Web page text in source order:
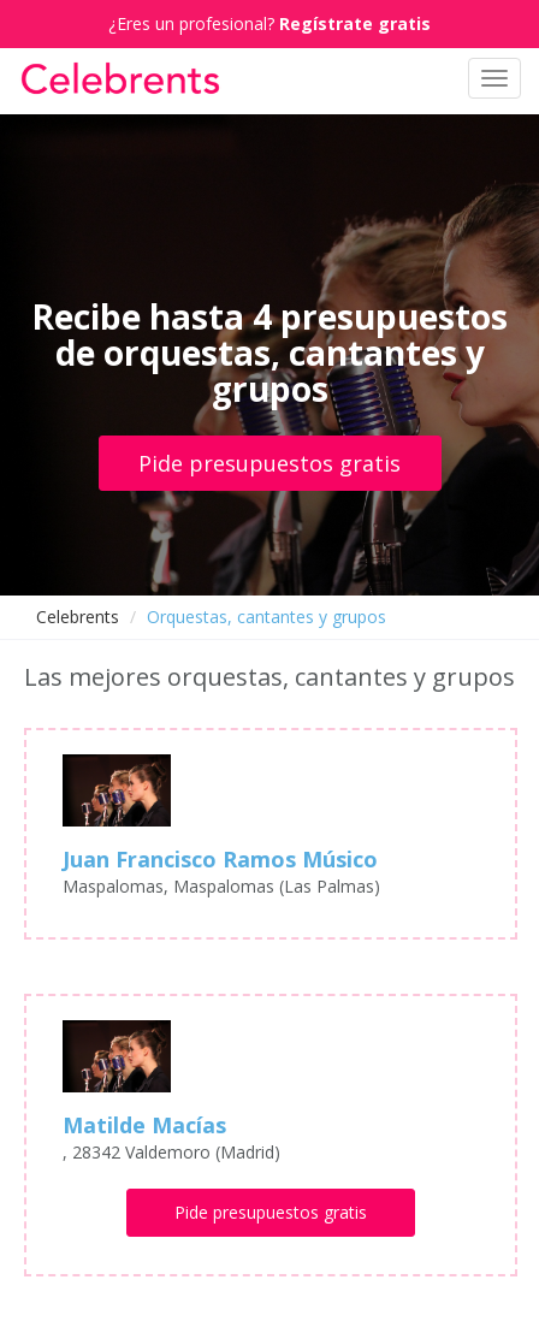
¿Eres un profesional? Regístrate gratis
Recibe hasta 4 presupuestos
de orquestas, cantantes y
grupos
Pide presupuestos gratis
Celebrents Orquestas, cantantes y grupos
Las mejores orquestas, cantantes y grupos
Juan Francisco Ramos Músico
Maspalomas, Maspalomas (Las Palmas)
Matilde Macías
, 28342 Valdemoro (Madrid)
Pide presupuestos gratis